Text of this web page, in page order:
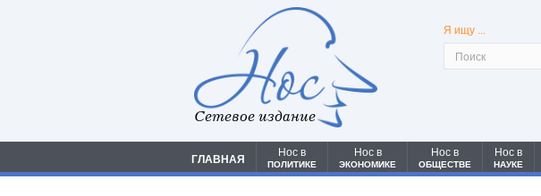
Сетевое издание
Я ищу ...
ГЛАВНАЯ
Нос в
ПОЛИТИКЕ
Нос в
ЭКОНОМИКЕ
Нос в
ОБЩЕСТВЕ
Нос в
НАУКЕ